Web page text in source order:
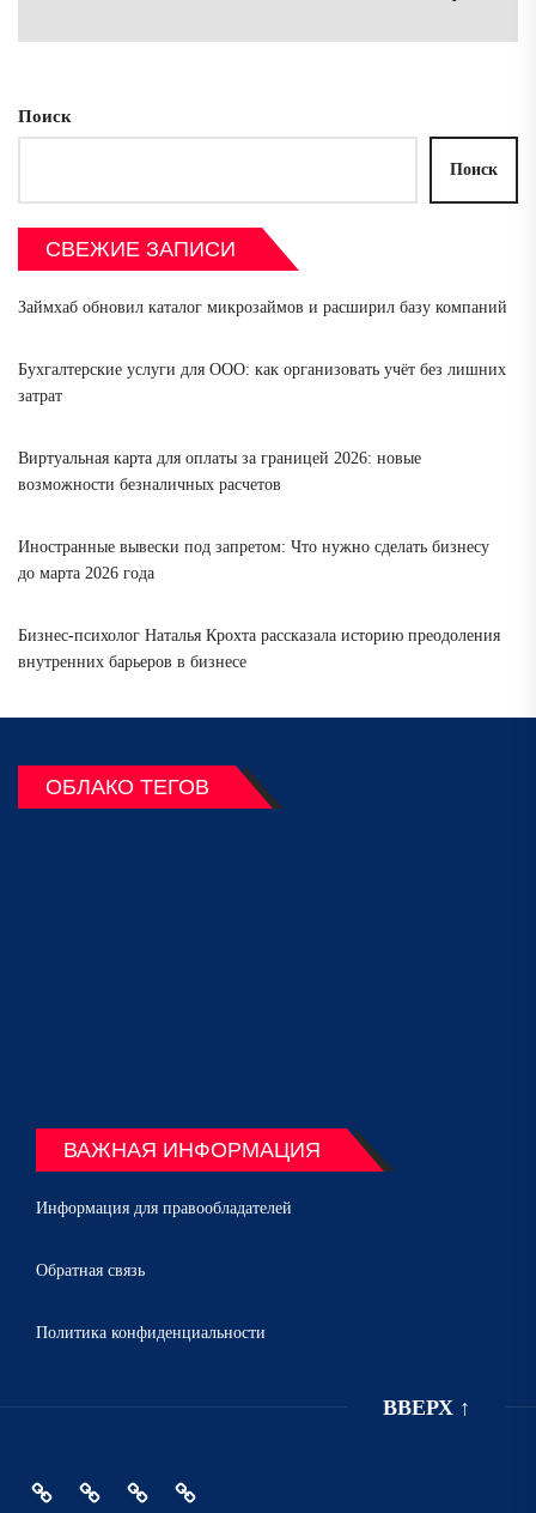
Поиск
Поиск
СВЕЖИЕ ЗАПИСИ
Займхаб обновил каталог микрозаймов и расширил базу компаний
Бухгалтерские услуги для ООО: как организовать учёт без лишних
затрат
Виртуальная карта для оплаты за границей 2026: новые
возможности безналичных расчетов
Иностранные вывески под запретом: Что нужно сделать бизнесу
до марта 2026 года
Бизнес-психолог Наталья Крохта рассказала историю преодоления
внутренних барьеров в бизнесе
ОБЛАКО ТЕГОВ
ВАЖНАЯ ИНФОРМАЦИЯ
Информация для правообладателей
Обратная связь
Политика конфиденциальности
ВВЕРХ ↑
ГлавнаяПолитикаИнформация
Обратная